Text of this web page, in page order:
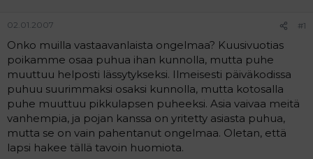
t
u
n
a
l
o
t
t
a
n
v
e
s
i
02.01.2007 #1
Onko muilla vastaavanlaista ongelmaa? Kuusivuotias
poikamme osaa puhua ihan kunnolla, mutta puhe
muuttuu helposti lässytykseksi. Ilmeisesti päiväkodissa
puhuu suurimmaksi osaksi kunnolla, mutta kotosalla
puhe muuttuu pikkulapsen puheeksi. Asia vaivaa meitä
vanhempia, ja pojan kanssa on yritetty asiasta puhua,
mutta se on vain pahentanut ongelmaa. Oletan, että
lapsi hakee tällä tavoin huomiota.